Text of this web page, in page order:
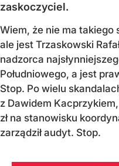
zaskoczyciel.
Wiem, że nie ma takiego
ale jest Trzaskowski
nadzorca
Południowego, a jest
Stop. Po wielu
z Dawidem
zł na stanowisku
zarządził audyt. Stop.